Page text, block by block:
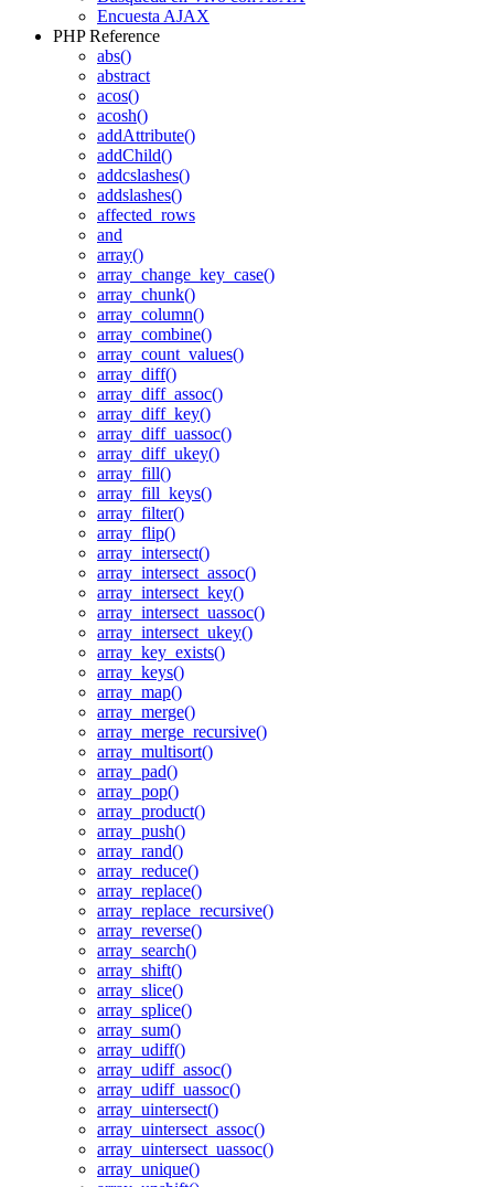
Encuesta AJAX
PHP Reference
abs()
abstract
acos()
acosh()
addAttribute()
addChild()
addcslashes()
addslashes()
affected_rows
and
array()
array_change_key_case()
array_chunk()
array_column()
array_combine()
array_count_values()
array_diff()
array_diff_assoc()
array_diff_key()
array_diff_uassoc()
array_diff_ukey()
array_fill()
array_fill_keys()
array_filter()
array_flip()
array_intersect()
array_intersect_assoc()
array_intersect_key()
array_intersect_uassoc()
array_intersect_ukey()
array_key_exists()
array_keys()
array_map()
array_merge()
array_merge_recursive()
array_multisort()
array_pad()
array_pop()
array_product()
array_push()
array_rand()
array_reduce()
array_replace()
array_replace_recursive()
array_reverse()
array_search()
array_shift()
array_slice()
array_splice()
array_sum()
array_udiff()
array_udiff_assoc()
array_udiff_uassoc()
array_uintersect()
array_uintersect_assoc()
array_uintersect_uassoc()
array_unique()